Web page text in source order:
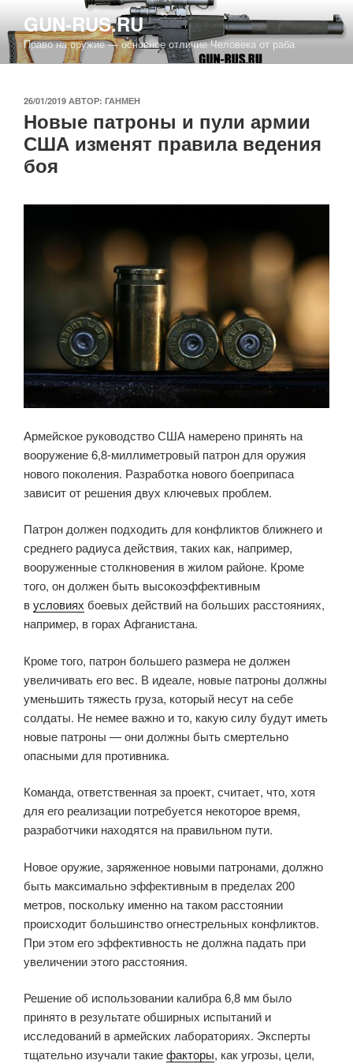
содержимому
GUN-RUS.RU
Право на оружие — основное отличие Человека от раба
ОПУБЛИКОВАНО
26/01/2019 АВТОР: ГАНМЕН
Новые патроны и пули армии
США изменят правила ведения
боя
Армейское руководство США намерено принять на
вооружение 6,8-миллиметровый патрон для оружия
нового поколения. Разработка нового боеприпаса
зависит от решения двух ключевых проблем.
Патрон должен подходить для конфликтов ближнего и
среднего радиуса действия, таких как, например,
вооруженные столкновения в жилом районе. Кроме
того, он должен быть высокоэффективным
вусловиях боевых действий на больших расстояниях,
например, в горах Афганистана.
Кроме того, патрон большего размера не должен
увеличивать его вес. В идеале, новые патроны должны
уменьшить тяжесть груза, который несут на себе
солдаты. Не немее важно и то, какую силу будут иметь
новые патроны — они должны быть смертельно
опасными для противника.
Команда, ответственная за проект, считает, что, хотя
для его реализации потребуется некоторое время,
разработчики находятся на правильном пути.
Новое оружие, заряженное новыми патронами, должно
быть максимально эффективным в пределах 200
метров, поскольку именно на таком расстоянии
происходит большинство огнестрельных конфликтов.
При этом его эффективность не должна падать при
увеличении этого расстояния.
Решение об использовании калибра 6,8 мм было
принято в результате обширных испытаний и
исследований в армейских лабораториях. Эксперты
тщательно изучали такиефакторы, как угрозы, цели,